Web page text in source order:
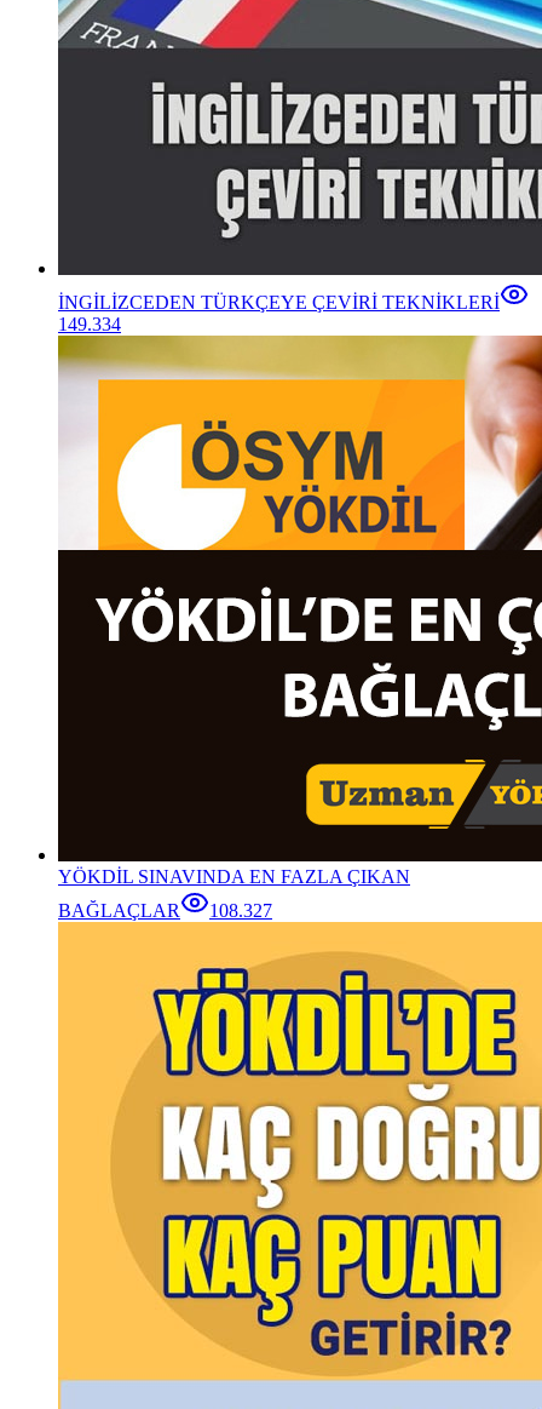
İNGİLİZCEDEN TÜRKÇEYE ÇEVİRİ TEKNİKLERİ
149.334
YÖKDİL SINAVINDA EN FAZLA ÇIKAN
BAĞLAÇLAR
108.327